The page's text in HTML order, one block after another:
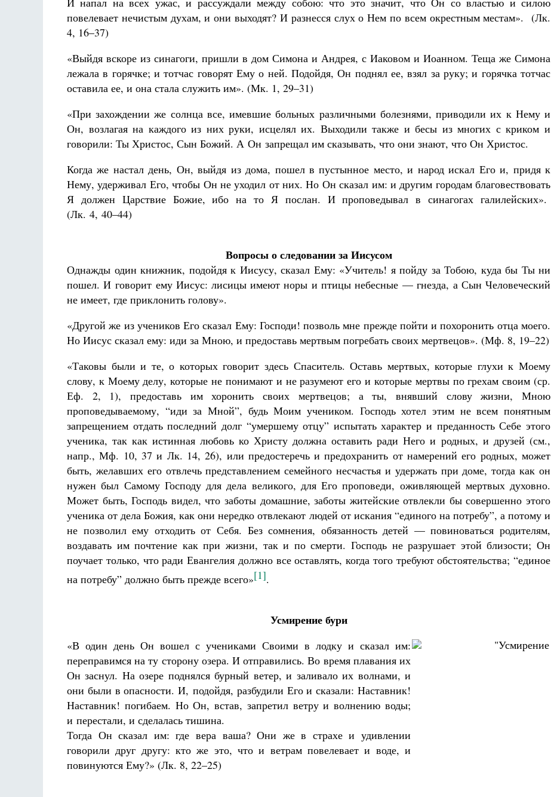
повелевает нечистым духам, и они выходят? И разнесся слух о Нем по всем окрестным местам». (Лк.
4, 16–37)
«Выйдя вскоре из синагоги, пришли в дом Симона и Андрея, с Иаковом и Иоанном. Теща же Симона
лежала в горячке; и тотчас говорят Ему о ней. Подойдя, Он поднял ее, взял за руку; и горячка тотчас
оставила ее, и она стала служить им». (Мк. 1, 29–31)
«При захождении же солнца все, имевшие больных различными болезнями, приводили их к Нему и
Он, возлагая на каждого из них руки, исцелял их. Выходили также и бесы из многих с криком и
говорили: Ты Христос, Сын Божий. А Он запрещал им сказывать, что они знают, что Он Христос.
Когда же настал день, Он, выйдя из дома, пошел в пустынное место, и народ искал Его и, придя к
Нему, удерживал Его, чтобы Он не уходил от них. Но Он сказал им: и другим городам благовествовать
Я должен Царствие Божие, ибо на то Я послан. И проповедывал в синагогах галилейских».
(Лк. 4, 40–44)
Вопросы о следовании за Иисусом
Однажды один книжник, подойдя к Иисусу, сказал Ему: «Учитель! я пойду за Тобою, куда бы Ты ни
пошел. И говорит ему Иисус: лисицы имеют норы и птицы небесные — гнезда, а Сын Человеческий
не имеет, где приклонить голову».
«Другой же из учеников Его сказал Ему: Господи! позволь мне прежде пойти и похоронить отца моего.
Но Иисус сказал ему: иди за Мною, и предоставь мертвым погребать своих мертвецов». (Мф. 8, 19–22)
«Таковы были и те, о которых говорит здесь Спаситель. Оставь мертвых, которые глухи к Моему
слову, к Моему делу, которые не понимают и не разумеют его и которые мертвы по грехам своим (ср.
Еф. 2, 1), предоставь им хоронить своих мертвецов; а ты, внявший слову жизни, Мною
проповедываемому, “иди за Мной”, будь Моим учеником. Господь хотел этим не всем понятным
запрещением отдать последний долг “умершему отцу” испытать характер и преданность Себе этого
ученика, так как истинная любовь ко Христу должна оставить ради Него и родных, и друзей (см.,
напр., Мф. 10, 37 и Лк. 14, 26), или предостеречь и предохранить от намерений его родных, может
быть, желавших его отвлечь представлением семейного несчастья и удержать при доме, тогда как он
нужен был Самому Господу для дела великого, для Его проповеди, оживляющей мертвых духовно.
Может быть, Господь видел, что заботы домашние, заботы житейские отвлекли бы совершенно этого
ученика от дела Божия, как они нередко отвлекают людей от искания “единого на потребу”, а потому и
не позволил ему отходить от Себя. Без сомнения, обязанность детей — повиноваться родителям,
воздавать им почтение как при жизни, так и по смерти. Господь не разрушает этой близости; Он
поучает только, что ради Евангелия должно все оставлять, когда того требуют обстоятельства; “единое
на потребу” должно быть прежде всего»[1].
Усмирение бури
«В один день Он вошел с учениками Своими в лодку и сказал им:
переправимся на ту сторону озера. И отправились. Во время плавания их
Он заснул. На озере поднялся бурный ветер, и заливало их волнами, и
они были в опасности. И, подойдя, разбудили Его и сказали: Наставник!
Наставник! погибаем. Но Он, встав, запретил ветру и волнению воды;
и перестали, и сделалась тишина.
Тогда Он сказал им: где вера ваша? Они же в страхе и удивлении
говорили друг другу: кто же это, что и ветрам повелевает и воде, и
повинуются Ему?» (Лк. 8, 22–25)